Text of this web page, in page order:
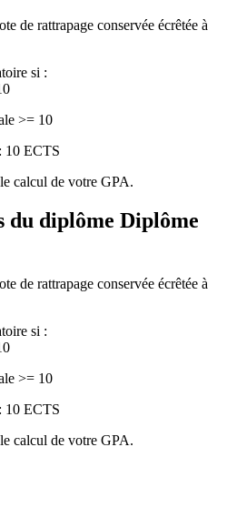
de rattrapage conservée écrêtée à
si :
>= 10
10 ECTS
calcul de votre GPA.
du diplôme Diplôme
de rattrapage conservée écrêtée à
si :
>= 10
10 ECTS
calcul de votre GPA.